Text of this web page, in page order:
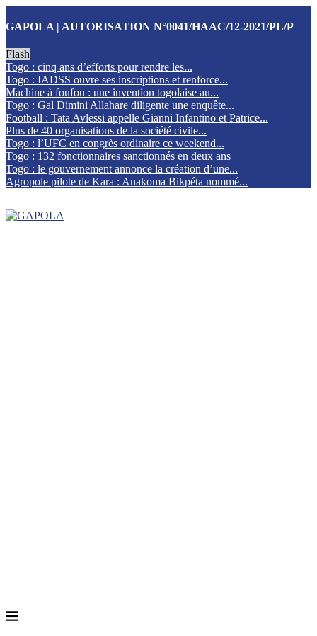
GAPOLA | AUTORISATION N°0041/HAAC/12-2021/PL/P
Flash
Togo : cinq ans d’efforts pour rendre les...
Togo : IADSS ouvre ses inscriptions et renforce...
Machine à foufou : une invention togolaise au...
Togo : Gal Dimini Allahare diligente une enquête...
Football : Tata Avlessi appelle Gianni Infantino et Patrice...
Plus de 40 organisations de la société civile...
Togo : l’UFC en congrès ordinaire ce weekend...
Togo : 132 fonctionnaires sanctionnés en deux ans
Togo : le gouvernement annonce la création d’une...
Agropole pilote de Kara : Anakoma Bikpéta nommé...